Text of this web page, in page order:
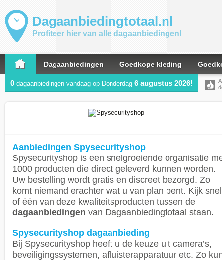
Dagaanbiedingtotaal.nl
Profiteer hier van alle dagaanbiedingen!
Dagaanbiedingen Goedkope kleding
0 dagaanbiedingen vandaag op Donderdag 6 augustus 2026!
Aanbiedingen Spysecurityshop
Spysecurityshop is een snelgroeiende organisatie
1000 producten die direct geleverd kunnen worden.
Uw bestelling wordt gratis en discreet bezorgd. Zo
komt niemand erachter wat u van plan bent. Kijk snel
of één van deze kwaliteitsproducten tussen de
dagaanbiedingen van Dagaanbiedingtotaal staan.
Spysecurityshop dagaanbieding
Bij Spysecurityshop heeft u de keuze uit camera’s,
beveiligingssystemen, afluisterapparatuur etc. Zo